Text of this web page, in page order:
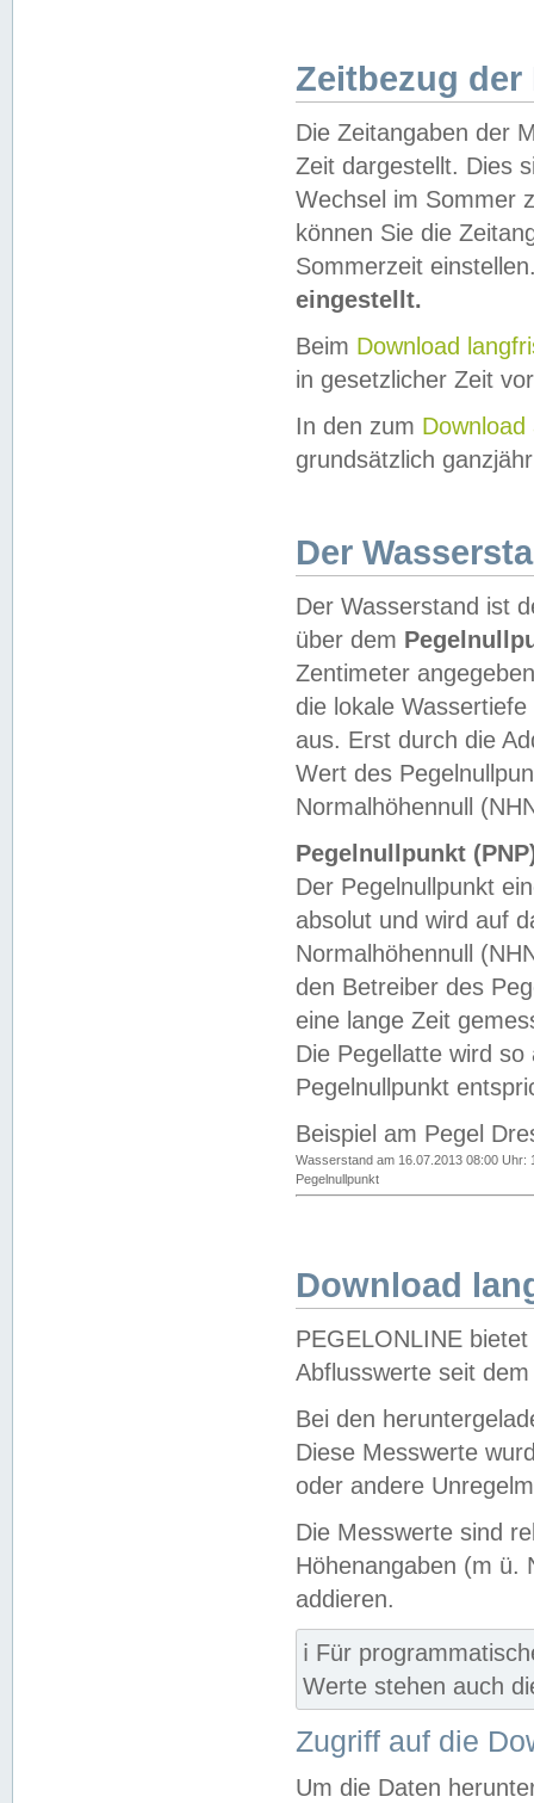
Zeitbezug der
Die Zeitangaben der
Zeit dargestellt. Dies
Wechsel im Sommer
können Sie die
Sommerzeit
eingestellt.
Beim Download
in gesetzlicher Zeit
In den zum Download
grundsätzlich
Der
Der Wasserstand ist
über dem
Zentimeter
die lokale
aus. Erst durch die
Wert des
Normalhöhennull
Pegelnullpunkt
Der Pegelnullpunkt
absolut und wird auf
Normalhöhennull
den Betreiber des
eine lange Zeit
Die Pegellatte wird
Pegelnullpunkt
Beispiel am Pegel
Wasserstand am 16.07.2013 08:00 Uhr:
Pegelnullpunkt
Download
PEGELONLINE
Abflusswerte seit
Bei den
Diese Messwerte
oder andere
Die Messwerte sind
Höhenangaben (m ü.
addieren.
ℹ️ Für
Werte stehen auch
Zugriff auf die
Um die Daten